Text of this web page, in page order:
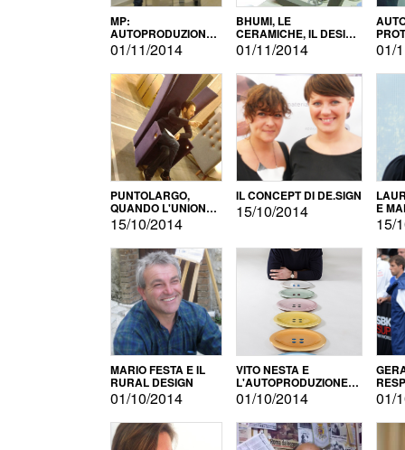
MP:
AUTOPRODUZIONE
E INNOVAZIONE
01/11/2014
BHUMI, LE
CERAMICHE, IL DESIGN
E L'AUTOPRODUZIONE
01/11/2014 01/
PUNTOLARGO,
QUANDO L'UNIONE
FA LA FORZA E
VINCE
15/10/2014
IL CONCEPT DI DE.SIGN
15/10/2014 E
15/
MARIO FESTA E IL
RURAL DESIGN
01/10/2014
VITO NESTA E
L'AUTOPRODUZIONE
COME RECUPERO DEI
SIMBOLI
01/10/2014 01/